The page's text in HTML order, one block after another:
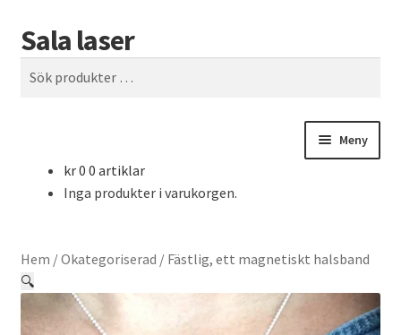
Hoppa
till
navigering
Hoppa
till
innehåll
Sala laser
Sök
Meny
Kassa
Kontakta oss
kr0 0 artiklar
Inga produkter i varukorgen.
Hem /Okategoriserad / Fästlig, ett magnetiskt halsband
🔍